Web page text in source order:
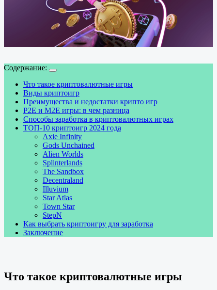
Содержание:
Что такое криптовалютные игры
Виды криптоигр
Преимущества и недостатки крипто игр
P2E и M2E игры: в чем разница
Способы заработка в криптовалютных играх
ТОП-10 криптоигр 2024 года
Axie Infinity
Gods Unchained
Alien Worlds
Splinterlands
The Sandbox
Decentraland
Illuvium
Star Atlas
Town Star
StepN
Как выбрать криптоигру для заработка
Заключение
Что такое криптовалютные игры